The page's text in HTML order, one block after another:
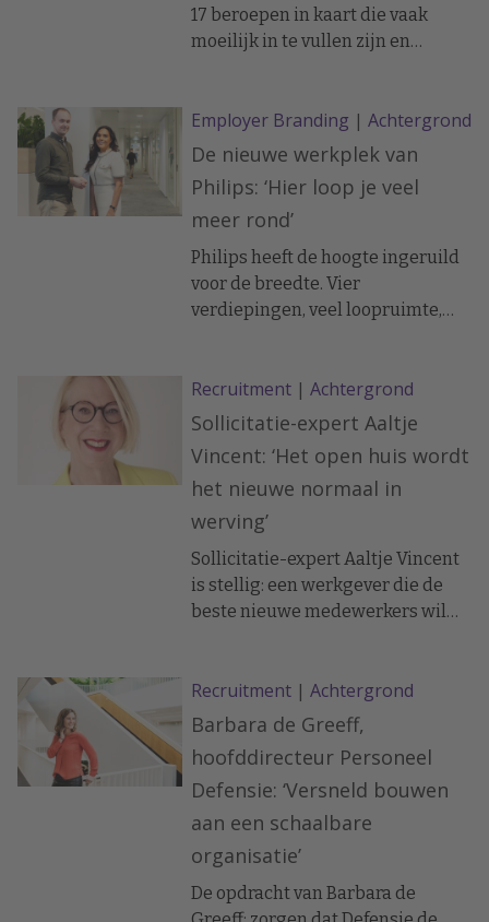
17 beroepen in kaart die vaak
moeilijk in te vullen zijn en
vaardigheden.
Employer Branding | Achtergrond
De nieuwe werkplek van
Philips: ‘Hier loop je veel
meer rond’
Philips heeft de hoogte ingeruild
voor de breedte. Vier
verdiepingen, veel loopruimte,
kunt ontwijken. En dat is geen
toeval.
Recruitment | Achtergrond
Sollicitatie-expert Aaltje
Vincent: ‘Het open huis wordt
het nieuwe normaal in
werving’
Sollicitatie-expert Aaltje Vincent
is stellig: een werkgever die de
beste nieuwe medewerkers wil
eerlijkheid teleurstellingen en
mismatches voorkomt. ‘De
succes gestaakt’
Recruitment | Achtergrond
Barbara de Greeff,
hoofddirecteur Personeel
Defensie: ‘Versneld bouwen
aan een schaalbare
organisatie’
De opdracht van Barbara de